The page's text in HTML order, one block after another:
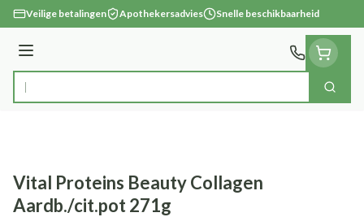
Ga naar de inhoud
Veilige betalingen Apothekersadvies Snelle beschikbaarheid
Menu
Product, merk, categorie... Zoek
Vital Proteins Beauty Collagen
Aardb./cit.pot 271g